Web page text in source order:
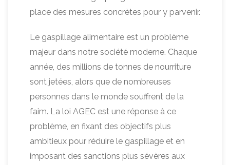
place des mesures concrètes pour y parvenir.
Le gaspillage alimentaire est un problème
majeur dans notre société moderne. Chaque
année, des millions de tonnes de nourriture
sont jetées, alors que de nombreuses
personnes dans le monde souffrent de la
faim. La loi AGEC est une réponse à ce
problème, en fixant des objectifs plus
ambitieux pour réduire le gaspillage et en
imposant des sanctions plus sévères aux